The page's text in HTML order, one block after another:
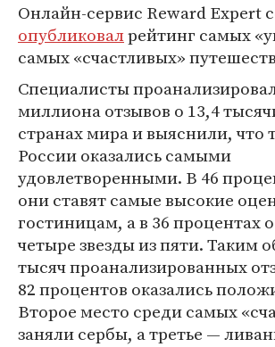
Онлайн-сервис Reward Expert
опубликовалрейтинг самых
самых «счастливых»
Специалисты
миллиона отзывов о 13,4
странах мира и выяснили, что
России оказались самыми
удовлетворенными. В 46
они ставят самые высокие
гостиницам, а в 36 процентах
четыре звезды из пяти. Таким
тысяч проанализированных
82 процентов оказались
Второе место среди самых
заняли сербы, а третье —